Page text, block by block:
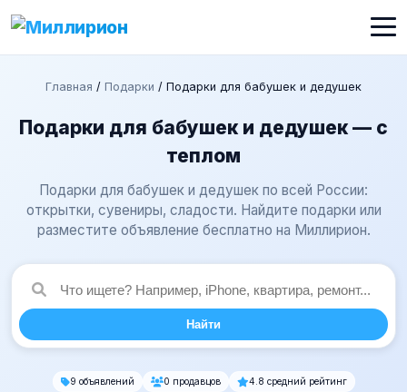
Главная / Подарки / Подарки для бабушек и дедушек
Подарки для бабушек и дедушек — с
теплом
Подарки для бабушек и дедушек по всей России:
открытки, сувениры, сладости. Найдите подарки или
разместите объявление бесплатно на Миллирион.
Найти
9 объявлений 0 продавцов
4.8 средний рейтинг